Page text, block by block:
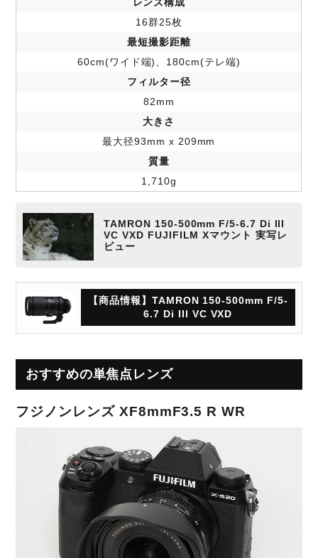
16群25枚
最短撮影距離
60cm(ワイド端)、180cm(テレ端)
フィルター径
82mm
大きさ
最大径93mm x 209mm
質量
1,710g
TAMRON 150-500mm F/5-6.7 Di III
VC VXD FUJIFILM Xマウント 実写レ
ビュー
【商品情報】TAMRON 150-500mm F/5-
6.7 Di III VC VXD
おすすめの単焦点レンズ
フジノンレンズ XF8mmF3.5 R WR